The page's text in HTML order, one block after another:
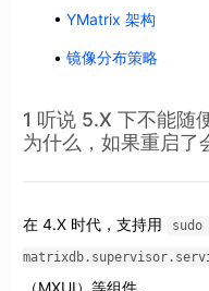
YMatrix 架构
镜像分布策略
1 听说 5.X 下不能随
为什么，如果重启了
在 4.X 时代，支持用
（MXUI）等组件。